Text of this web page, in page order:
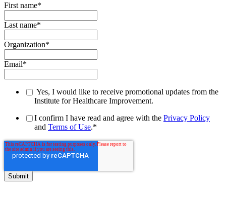
First name*
Last name*
Organization*
Email*
Yes, I would like to receive promotional updates from the
Institute for Healthcare Improvement.
I confirm I have read and agree with the Privacy Policy
and Terms of Use.*